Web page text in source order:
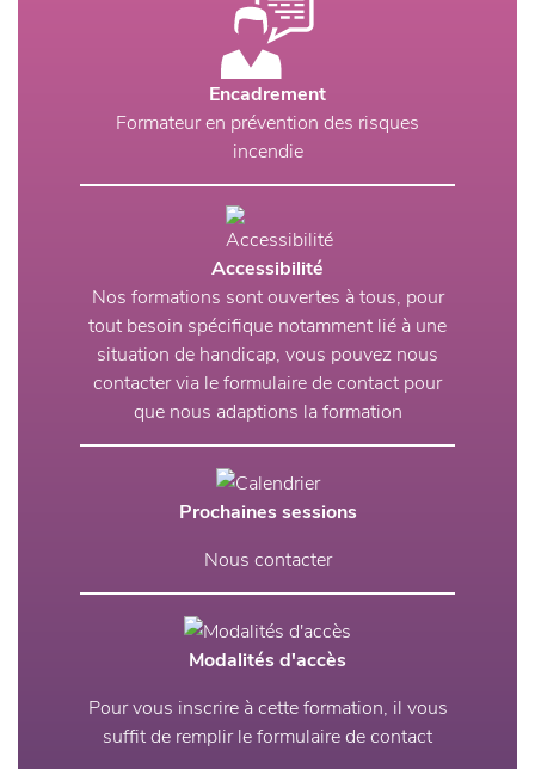
Encadrement
Formateur en prévention des risques
incendie
Accessibilité
Nos formations sont ouvertes à tous, pour
tout besoin spécifique notamment lié à une
situation de handicap, vous pouvez nous
contacter via le formulaire de contact pour
que nous adaptions la formation
Prochaines sessions
Nous contacter
Modalités d'accès
Pour vous inscrire à cette formation, il vous
suffit de remplir le formulaire de contact